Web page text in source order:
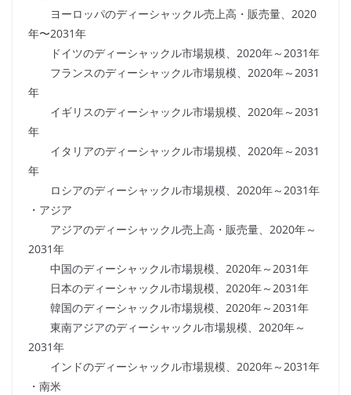
ヨーロッパのディーシャックル売上高・販売量、2020
年〜2031年
ドイツのディーシャックル市場規模、2020年～2031年
フランスのディーシャックル市場規模、2020年～2031
年
イギリスのディーシャックル市場規模、2020年～2031
年
イタリアのディーシャックル市場規模、2020年～2031
年
ロシアのディーシャックル市場規模、2020年～2031年
・アジア
アジアのディーシャックル売上高・販売量、2020年～
2031年
中国のディーシャックル市場規模、2020年～2031年
日本のディーシャックル市場規模、2020年～2031年
韓国のディーシャックル市場規模、2020年～2031年
東南アジアのディーシャックル市場規模、2020年～
2031年
インドのディーシャックル市場規模、2020年～2031年
・南米